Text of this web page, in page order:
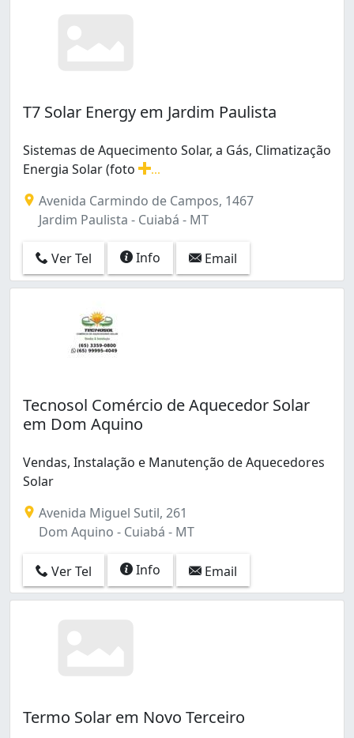
T7 Solar Energy em Jardim Paulista
Sistemas de Aquecimento Solar, a Gás, Climatização
Energia Solar (foto
Avenida Carmindo de Campos, 1467
Jardim Paulista - Cuiabá - MT
Ver Tel Info Email
Tecnosol Comércio de Aquecedor Solar
em Dom Aquino
Vendas, Instalação e Manutenção de Aquecedores
Solar
Avenida Miguel Sutil, 261
Dom Aquino - Cuiabá - MT
Ver Tel Info Email
Termo Solar em Novo Terceiro